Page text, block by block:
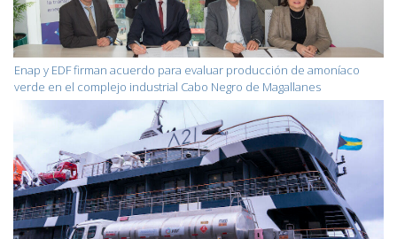
Enap y EDF firman acuerdo para evaluar producción de amoníaco
verde en el complejo industrial Cabo Negro de Magallanes